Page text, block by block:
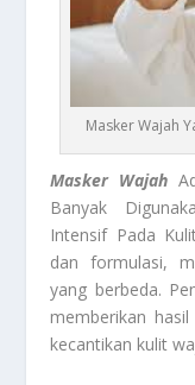
Masker Wajah
Masker Wajah
Banyak
Intensif Pada
dan formulasi,
yang berbeda.
memberikan
kecantikan kulit